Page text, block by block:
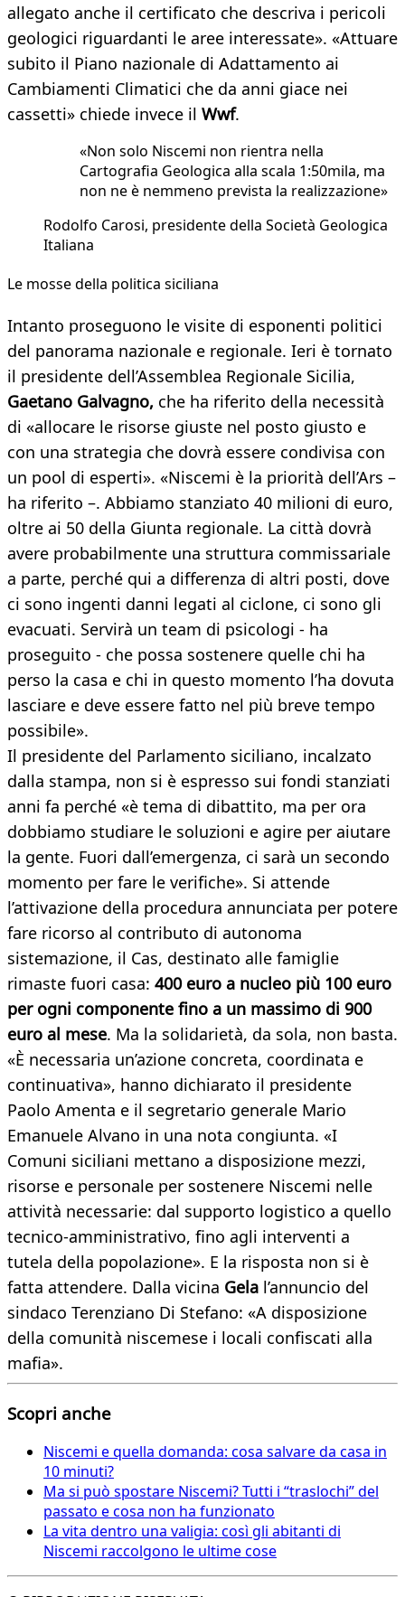
allegato anche il certificato che descriva i pericoli
geologici riguardanti le aree interessate». «Attuare
subito il Piano nazionale di Adattamento ai
Cambiamenti Climatici che da anni giace nei
cassetti» chiede invece il Wwf.
«Non solo Niscemi non rientra nella
Cartografia Geologica alla scala 1:50mila, ma
non ne è nemmeno prevista la realizzazione»
Rodolfo Carosi, presidente della Società Geologica
Italiana
Le mosse della politica siciliana
Intanto proseguono le visite di esponenti politici
del panorama nazionale e regionale. Ieri è tornato
il presidente dell’Assemblea Regionale Sicilia,
Gaetano Galvagno, che ha riferito della necessità
di «allocare le risorse giuste nel posto giusto e
con una strategia che dovrà essere condivisa con
un pool di esperti». «Niscemi è la priorità dell’Ars –
ha riferito –. Abbiamo stanziato 40 milioni di euro,
oltre ai 50 della Giunta regionale. La città dovrà
avere probabilmente una struttura commissariale
a parte, perché qui a differenza di altri posti, dove
ci sono ingenti danni legati al ciclone, ci sono gli
evacuati. Servirà un team di psicologi - ha
proseguito - che possa sostenere quelle chi ha
perso la casa e chi in questo momento l’ha dovuta
lasciare e deve essere fatto nel più breve tempo
possibile».
Il presidente del Parlamento siciliano, incalzato
dalla stampa, non si è espresso sui fondi stanziati
anni fa perché «è tema di dibattito, ma per ora
dobbiamo studiare le soluzioni e agire per aiutare
la gente. Fuori dall’emergenza, ci sarà un secondo
momento per fare le verifiche». Si attende
l’attivazione della procedura annunciata per potere
fare ricorso al contributo di autonoma
sistemazione, il Cas, destinato alle famiglie
rimaste fuori casa: 400 euro a nucleo più 100 euro
per ogni componente fino a un massimo di 900
euro al mese. Ma la solidarietà, da sola, non basta.
«È necessaria un’azione concreta, coordinata e
continuativa», hanno dichiarato il presidente
Paolo Amenta e il segretario generale Mario
Emanuele Alvano in una nota congiunta. «I
Comuni siciliani mettano a disposizione mezzi,
risorse e personale per sostenere Niscemi nelle
attività necessarie: dal supporto logistico a quello
tecnico-amministrativo, fino agli interventi a
tutela della popolazione». E la risposta non si è
fatta attendere. Dalla vicina Gela l’annuncio del
sindaco Terenziano Di Stefano: «A disposizione
della comunità niscemese i locali confiscati alla
mafia».
Scopri anche
Niscemi e quella domanda: cosa salvare da casa in
10 minuti?
Ma si può spostare Niscemi? Tutti i “traslochi” del
passato e cosa non ha funzionato
La vita dentro una valigia: così gli abitanti di
Niscemi raccolgono le ultime cose